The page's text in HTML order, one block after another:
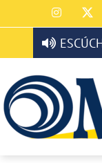
al
contenido
Instagram